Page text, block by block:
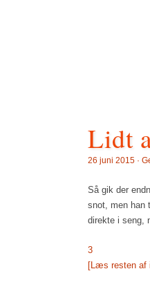
Lidt
26 juni 2015 ·
Så gik der
snot, men han
direkte i seng,
3
[Læs resten